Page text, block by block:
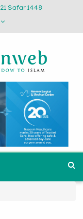
21 Safar 1448